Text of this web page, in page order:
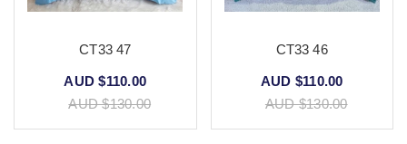
CT33 47
AUD $110.00
AUD $130.00
CT33 46
AUD $110.00
AUD $130.00